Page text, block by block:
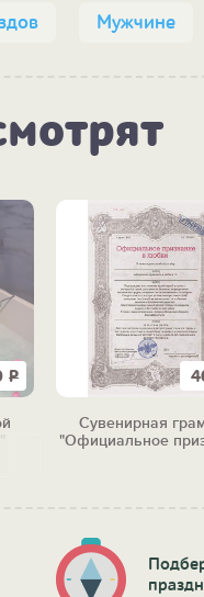
Мужчине
Р
Сувенирная
"Официальное